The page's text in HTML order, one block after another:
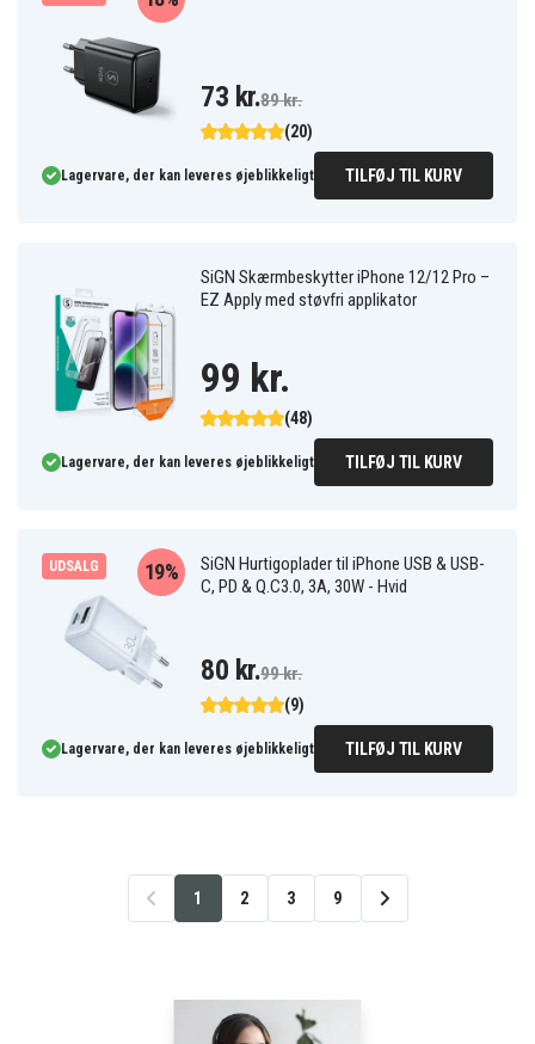
(20)
73 kr.89 kr.
Lagervare, der kan leveres øjeblikkeligt TILFØJ TIL KURV
SiGN Skærmbeskytter iPhone 12/12 Pro –
EZ Apply med støvfri applikator
(48)
99 kr.
Lagervare, der kan leveres øjeblikkeligt TILFØJ TIL KURV
UDSALG
SiGN Hurtigoplader til iPhone USB & USB-
C, PD & Q.C3.0, 3A, 30W - Hvid
(9)
19%
80 kr.99 kr.
Lagervare, der kan leveres øjeblikkeligt TILFØJ TIL KURV
1 2 3 9